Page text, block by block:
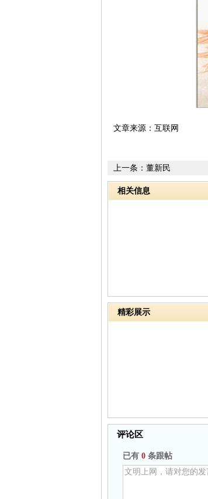
文章来源：互联网
上一条： 董新民
相关信息
精彩展示
评论区
已有 0 条跟帖